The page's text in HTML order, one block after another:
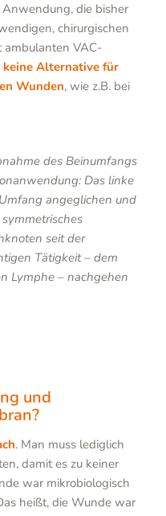
die bisher
chirurgischen
ambulanten VAC-
Alternative für
Wunden, wie z.B. bei
des Beinumfangs
Das linke
angeglichen und
seit der
Tätigkeit – dem
Lymphe – nachgehen
und
. Man muss lediglich
damit es zu keiner
war mikrobiologisch
heißt, die Wunde war